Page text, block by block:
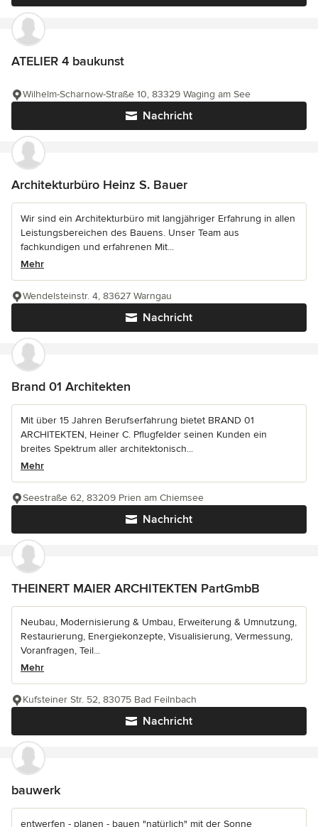
ATELIER 4 baukunst
Nachricht
Wilhelm-Scharnow-Straße 10, 83329 Waging am See
Architekturbüro Heinz S. Bauer
Wir sind ein Architekturbüro mit langjähriger Erfahrung in allen
Leistungsbereichen des Bauens. Unser Team aus
fachkundigen und erfahrenen Mit...
Mehr
Nachricht
Wendelsteinstr. 4, 83627 Warngau
Brand 01 Architekten
Mit über 15 Jahren Berufserfahrung bietet BRAND 01
ARCHITEKTEN, Heiner C. Pflugfelder seinen Kunden ein
breites Spektrum aller architektonisch...
Mehr
Nachricht
Seestraße 62, 83209 Prien am Chiemsee
THEINERT MAIER ARCHITEKTEN PartGmbB
Neubau, Modernisierung & Umbau, Erweiterung & Umnutzung,
Restaurierung, Energiekonzepte, Visualisierung, Vermessung,
Voranfragen, Teil...
Mehr
Nachricht
Kufsteiner Str. 52, 83075 Bad Feilnbach
bauwerk
entwerfen - planen - bauen "natürlich" mit der Sonne